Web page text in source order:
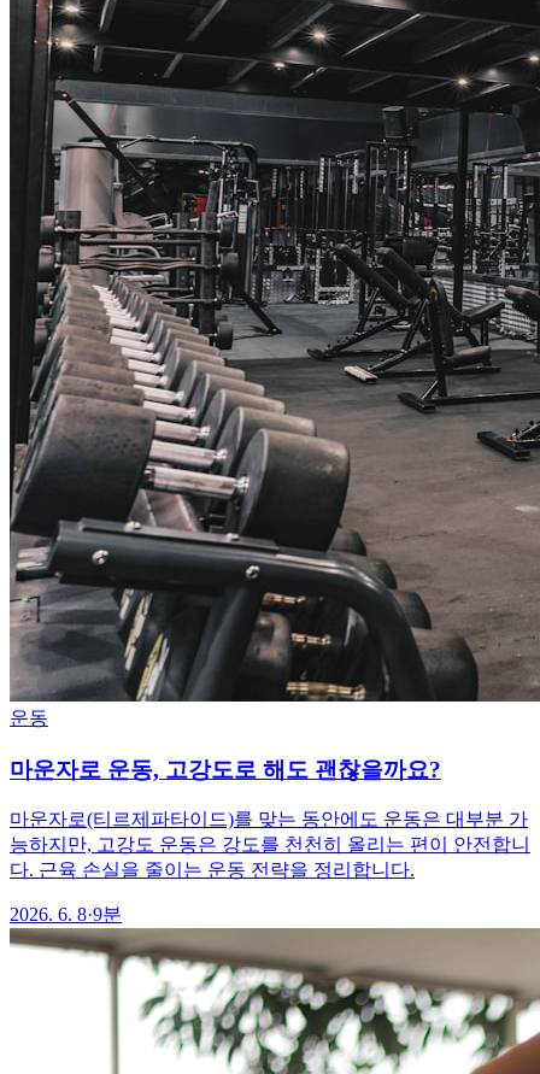
운동
마운자로 운동, 고강도로 해도 괜찮을까요?
마운자로(티르제파타이드)를 맞는 동안에도 운동은 대부분 가
능하지만, 고강도 운동은 강도를 천천히 올리는 편이 안전합니
다. 근육 손실을 줄이는 운동 전략을 정리합니다.
2026. 6. 8·9분